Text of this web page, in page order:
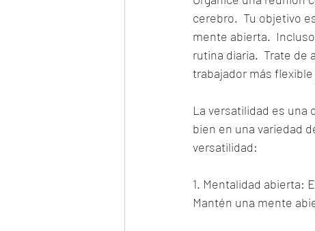
cerebro.  Tu objetivo
mente abierta.
rutina diaria.  Trate
trabajador más
La versatilidad es una
bien en una variedad
versatilidad:
1. Mentalidad abierta:
Mantén una mente